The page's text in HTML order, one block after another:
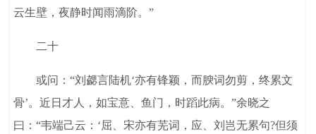
云生壁，夜静时闻雨滴阶。”
二十
或问：“刘勰言陆机‘亦有锋颖，而腴词勿剪，终累文
骨’。近日才人，如宝意、鱼门，时蹈此病。”余晓之
曰：“韦端己云：‘屈、宋亦有芜词，应、刘岂无累句?但须